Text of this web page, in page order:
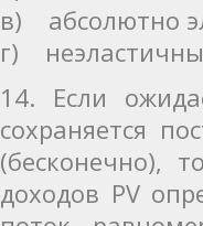
в) абсолютно
г)
14. Если
сохраняется
(бесконечно),
доходов РV